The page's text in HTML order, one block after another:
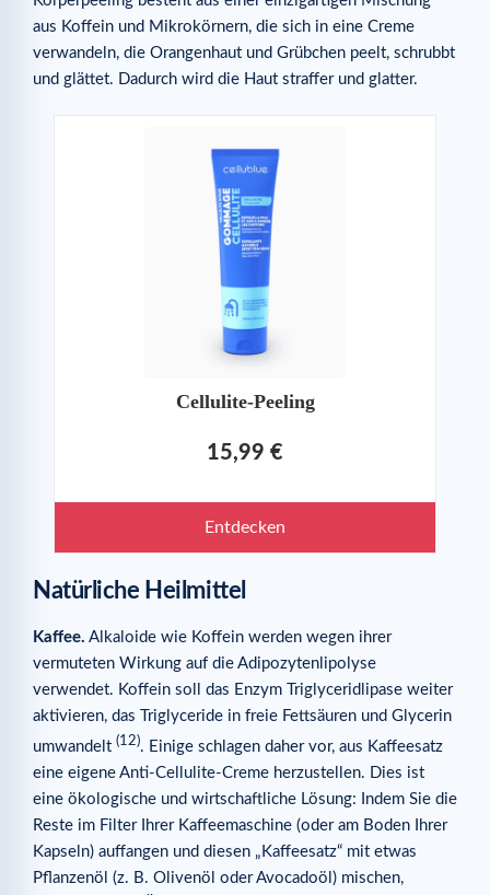
aus Koffein und Mikrokörnern, die sich in eine Creme
verwandeln, die Orangenhaut und Grübchen peelt, schrubbt
und glättet. Dadurch wird die Haut straffer und glatter.
Cellulite-Peeling
15,99 €
Entdecken
Natürliche Heilmittel
Kaffee. Alkaloide wie Koffein werden wegen ihrer
vermuteten Wirkung auf die Adipozytenlipolyse
verwendet. Koffein soll das Enzym Triglyceridlipase weiter
aktivieren, das Triglyceride in freie Fettsäuren und Glycerin
umwandelt (12). Einige schlagen daher vor, aus Kaffeesatz
eine eigene Anti-Cellulite-Creme herzustellen. Dies ist
eine ökologische und wirtschaftliche Lösung: Indem Sie die
Reste im Filter Ihrer Kaffeemaschine (oder am Boden Ihrer
Kapseln) auffangen und diesen „Kaffeesatz“ mit etwas
Pflanzenöl (z. B. Olivenöl oder Avocadoöl) mischen,